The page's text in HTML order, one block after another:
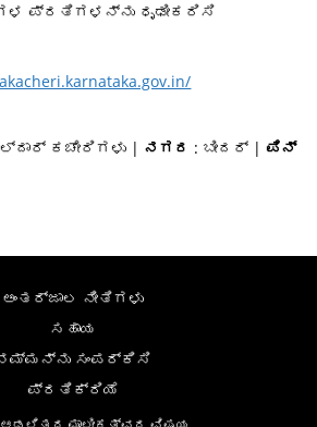
ಪ್ರತಿಗಳನ್ನು ಧೃಢೀಕರಿಸಿ
ಕಚೇರಿಗಳು | ನಗರ : ಬೀದರ್ |ಪಿನ್
ಅಂತರ್ಜಾಲ ನೀತಿಗಳು
ಸಹಾಯ
ಸಂಪರ್ಕಿಸಿ
ಪ್ರತಿಕ್ರಿಯೆ